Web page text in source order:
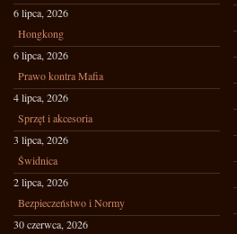
6 lipca, 2026
Hongkong
6 lipca, 2026
Prawo kontra Mafia
4 lipca, 2026
Sprzęt i akcesoria
3 lipca, 2026
Świdnica
2 lipca, 2026
Bezpieczeństwo i Normy
30 czerwca, 2026